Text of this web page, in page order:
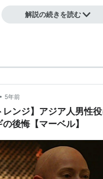
シュラー・ドナーのイン
ラドの退社を受けてCEOに
』（2019） 製作
） 製作
） 製作
ニティ・ウォー（2018）
解説の続きを読む
• 5年前
レンジ】アジア人男性
後悔【マーベル】